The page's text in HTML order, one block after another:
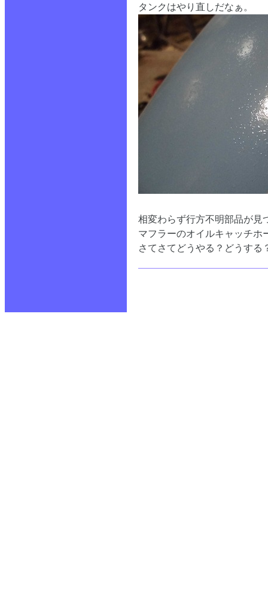
タンクはやり直しだなぁ。
相変わらず行方不明部品が見
マフラーのオイルキャッチホ
さてさてどうやる？どうする